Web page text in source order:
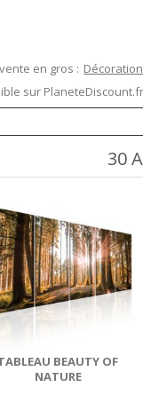
en gros : Décoration
sur PlaneteDiscount.fr
30
BEAUTY OF
NATURE